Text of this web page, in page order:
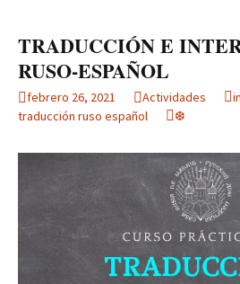
TRADUCCIÓN E
RUSO-ESPAÑOL
febrero 26, 2021 Actividades
traducción ruso español
❆